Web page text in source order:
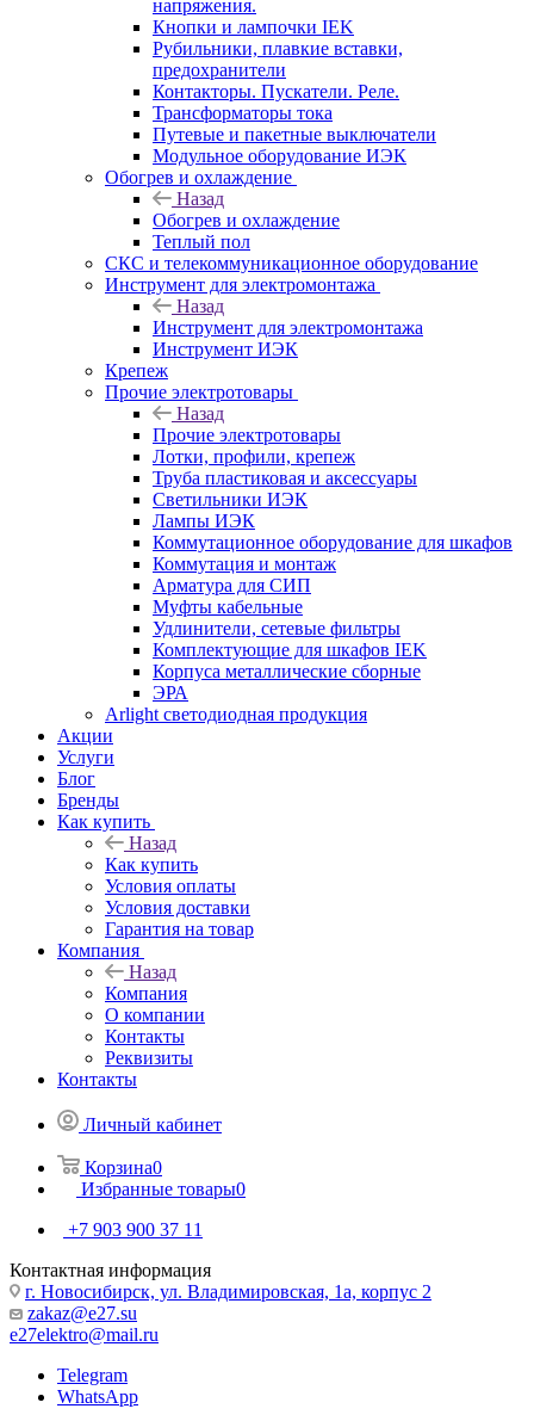
напряжения.
Кнопки и лампочки IEK
Рубильники, плавкие вставки,
предохранители
Контакторы. Пускатели. Реле.
Трансформаторы тока
Путевые и пакетные выключатели
Модульное оборудование ИЭК
Обогрев и охлаждение
Назад
Обогрев и охлаждение
Теплый пол
СКС и телекоммуникационное оборудование
Инструмент для электромонтажа
Назад
Инструмент для электромонтажа
Инструмент ИЭК
Крепеж
Прочие электротовары
Назад
Прочие электротовары
Лотки, профили, крепеж
Труба пластиковая и аксессуары
Светильники ИЭК
Лампы ИЭК
Коммутационное оборудование для шкафов
Коммутация и монтаж
Арматура для СИП
Муфты кабельные
Удлинители, сетевые фильтры
Комплектующие для шкафов IEK
Корпуса металлические сборные
ЭРА
Arlight светодиодная продукция
Акции
Услуги
Блог
Бренды
Как купить
Назад
Как купить
Условия оплаты
Условия доставки
Гарантия на товар
Компания
Назад
Компания
О компании
Контакты
Реквизиты
Контакты
Личный кабинет
Корзина0
Избранные товары0
+7 903 900 37 11
Контактная информация
г. Новосибирск, ул. Владимировская, 1а, корпус 2
zakaz@e27.su
e27elektro@mail.ru
Telegram
WhatsApp